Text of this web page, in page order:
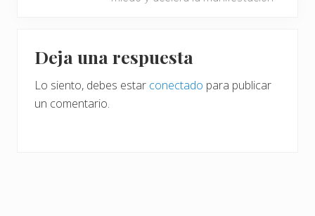
con
los
Deja una respuesta
Lo siento, debes estar conectado para publicar
un comentario.